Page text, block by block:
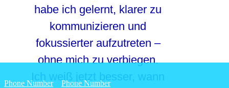
habe ich gelernt, klarer zu
kommunizieren und
fokussierter aufzutreten –
ohne mich zu verbiegen.
Ich weiß jetzt besser, wann
Phone Number Phone Number